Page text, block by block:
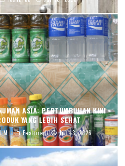
ASIA: PERTUMBUHAN KINI
YANG LEBIH SEHAT
Featured Jul 13, 2026